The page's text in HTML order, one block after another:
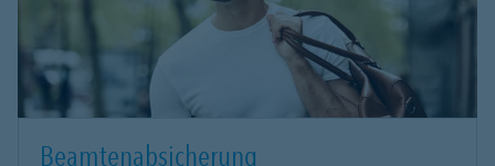
Beamtenabsicherung